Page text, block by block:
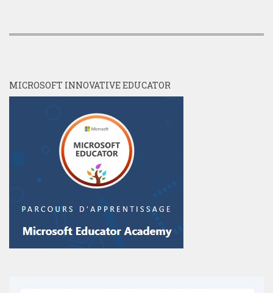
MICROSOFT INNOVATIVE EDUCATOR